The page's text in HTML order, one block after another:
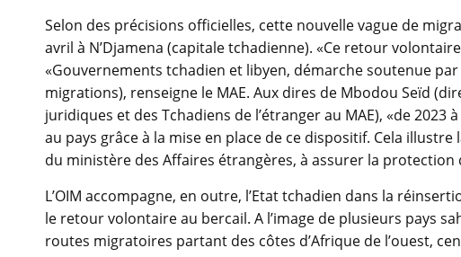
Selon des précisions officielles, cette nouvelle vague de
avril à N’Djamena (capitale tchadienne). «Ce retour
«Gouvernements tchadien et libyen, démarche soutenue
migrations), renseigne le MAE. Aux dires de Mbodou Seïd
juridiques et des Tchadiens de l’étranger au MAE), «de
au pays grâce à la mise en place de ce dispositif. Cela
du ministère des Affaires étrangères, à assurer la protection
L’OIM accompagne, en outre, l’Etat tchadien dans la
le retour volontaire au bercail. A l’image de plusieurs pays
routes migratoires partant des côtes d’Afrique de l’ouest,